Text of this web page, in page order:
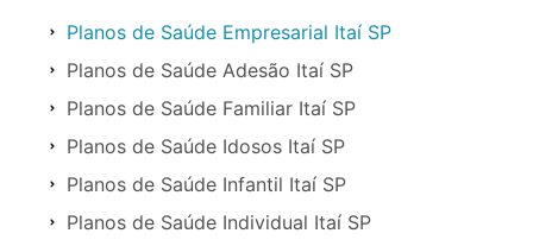
Planos de Saúde Empresarial Itaí SP
Planos de Saúde Adesão Itaí SP
Planos de Saúde Familiar Itaí SP
Planos de Saúde Idosos Itaí SP
Planos de Saúde Infantil Itaí SP
Planos de Saúde Individual Itaí SP